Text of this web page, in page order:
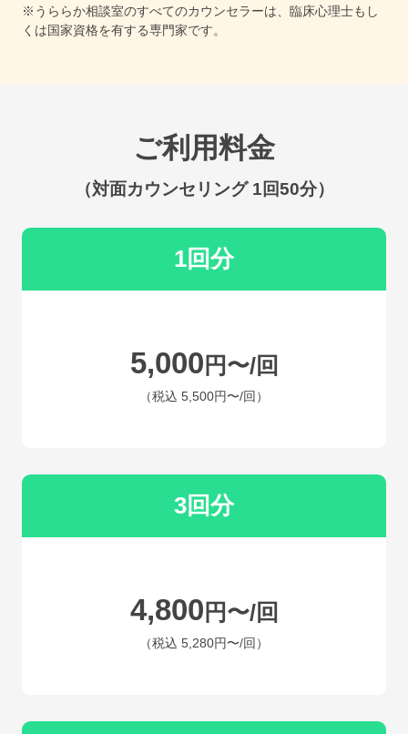
※うららか相談室のすべてのカウンセラーは、臨床心理士もし
くは国家資格を有する専門家です。
ご利用料金
（対面カウンセリング 1回50分）
1回分
5,000 円〜/回
（税込 5,500円〜/回）
3回分
4,800 円〜/回
（税込 5,280円〜/回）